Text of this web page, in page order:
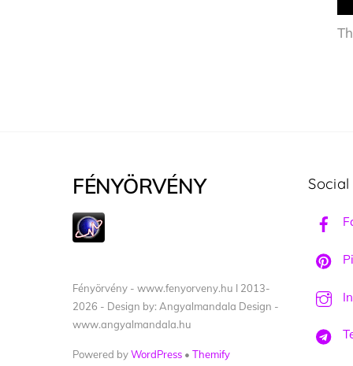
FÉNYÖRVÉNY
Fényörvény - www.fenyorveny.hu I 2013-
2026 - Design by: Angyalmandala Design -
www.angyalmandala.hu
Powered byWordPress • Themify
Social